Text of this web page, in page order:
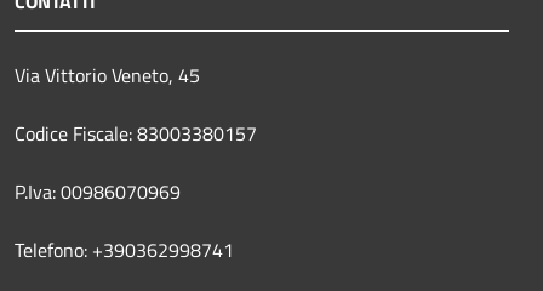
Via Vittorio Veneto, 45
Codice Fiscale: 83003380157
P.Iva: 00986070969
Telefono: +390362998741